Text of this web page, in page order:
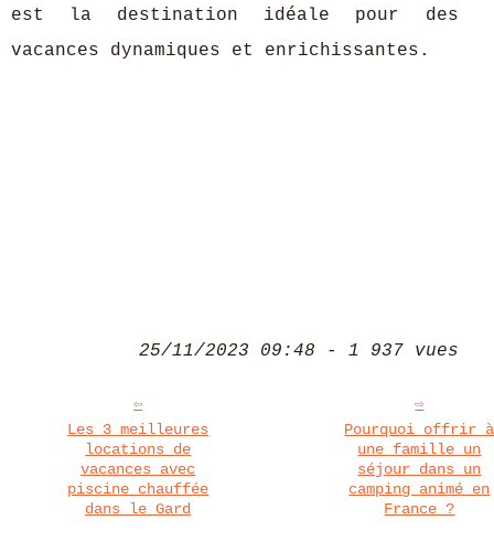
est la destination idéale pour des
vacances dynamiques et enrichissantes.
25/11/2023 09:48 - 1 937 vues
Les 3 meilleures
locations de
vacances avec
piscine chauffée
dans le Gard
Pourquoi offrir à
une famille un
séjour dans un
camping animé en
France ?